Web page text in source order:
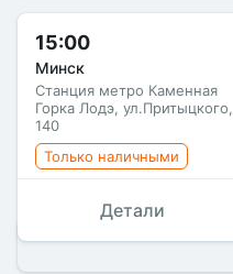
15:00
Минск
Станция метро Каменная
Горка Лодэ, ул.Притыцкого,
140
Только наличными
Детали